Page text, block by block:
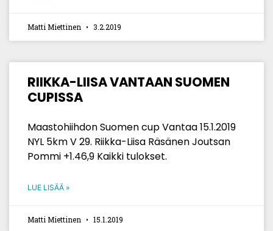
Matti Miettinen 3.2.2019
RIIKKA-LIISA VANTAAN SUOMEN
CUPISSA
Maastohiihdon Suomen cup Vantaa 15.1.2019
NYL 5km V 29. Riikka-Liisa Räsänen Joutsan
Pommi +1.46,9 Kaikki tulokset.
LUE LISÄÄ »
Matti Miettinen 15.1.2019